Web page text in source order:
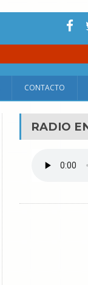
CONTACTO
RADIO